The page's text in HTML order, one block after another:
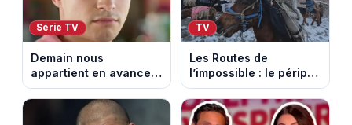
Série TV
Demain nous
appartient en avance:
Samuel perd le
contrôle. Episode du 10
août 2026.
TV
Les Routes de
l’impossible : le périple
glacial d’une famille
nomade en Mongolie